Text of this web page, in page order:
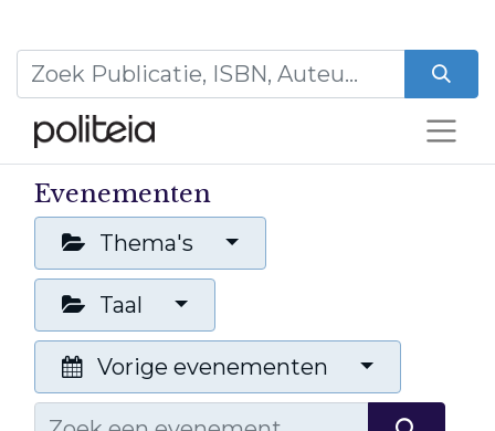
Evenementen
Thema's
Taal
Vorige evenementen